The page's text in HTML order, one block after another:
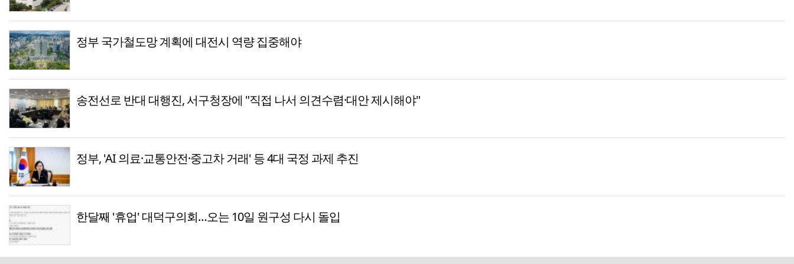
정부 국가철도망 계획에 대전시 역량 집중해야
송전선로 반대 대행진, 서구청장에 "직접 나서 의견수렴·대안 제시해야"
정부, 'AI 의료·교통안전·중고차 거래' 등 4대 국정 과제 추진
한달째 '휴업' 대덕구의회…오는 10일 원구성 다시 돌입